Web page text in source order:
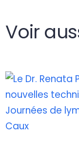
Voir